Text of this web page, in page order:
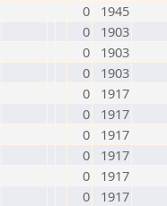
0
1945
0
1903
0
1903
0
1903
0
1917
0
1917
0
1917
0
1917
0
1917
0
1917